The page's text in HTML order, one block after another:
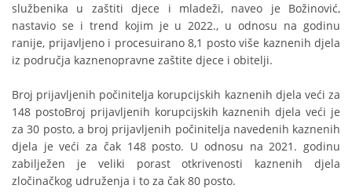
službenika u zaštiti djece i mladeži, naveo je Božinović,
nastavio se i trend kojim je u 2022., u odnosu na godinu
ranije, prijavljeno i procesuirano 8,1 posto više kaznenih djela
iz područja kaznenopravne zaštite djece i obitelji.
Broj prijavljenih počinitelja korupcijskih kaznenih djela veći za
148 postoBroj prijavljenih korupcijskih kaznenih djela veći je
za 30 posto, a broj prijavljenih počinitelja navedenih kaznenih
djela je veći za čak 148 posto. U odnosu na 2021. godinu
zabilježen je veliki porast otkrivenosti kaznenih djela
zločinačkog udruženja i to za čak 80 posto.